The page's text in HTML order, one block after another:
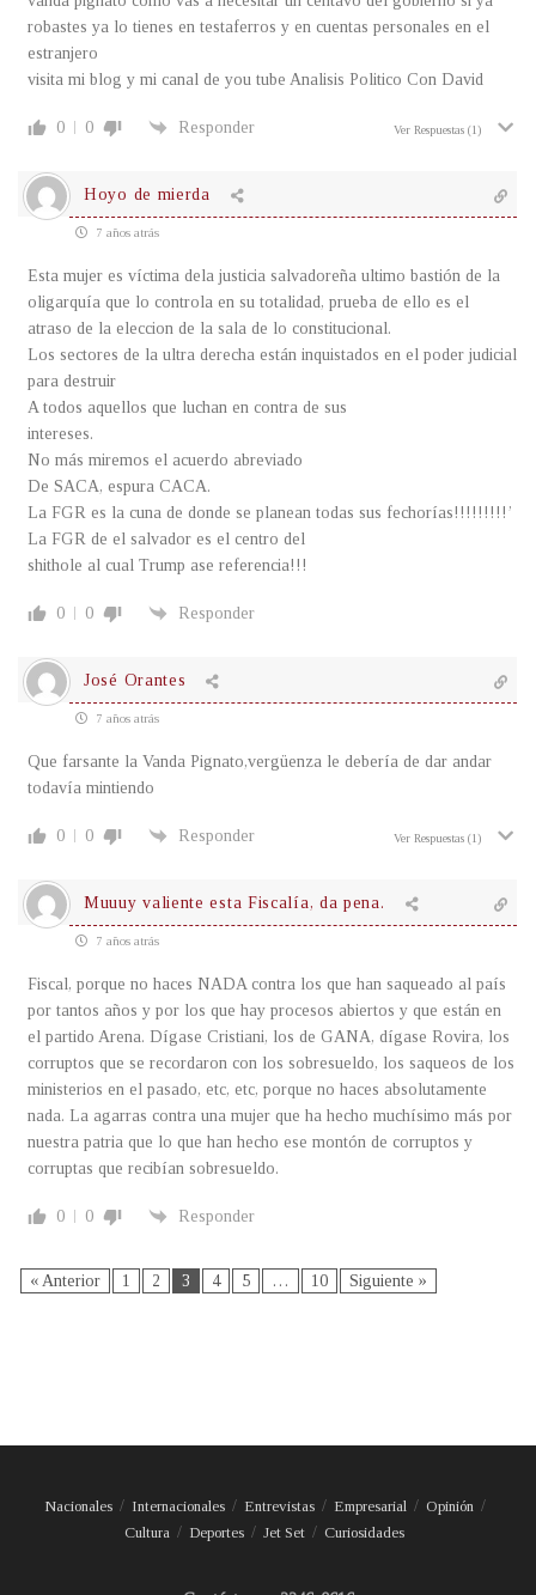
robastes ya lo tienes en testaferros y en cuentas personales en el
estranjero
visita mi blog y mi canal de you tube Analisis Politico Con David
0 0 Responder Ver Respuestas (1)
Hoyo de mierda
7 años atrás
Esta mujer es víctima dela justicia salvadoreña ultimo bastión de la
oligarquía que lo controla en su totalidad, prueba de ello es el
atraso de la eleccion de la sala de lo constitucional.
Los sectores de la ultra derecha están inquistados en el poder judicial
para destruir
A todos aquellos que luchan en contra de sus
intereses.
No más miremos el acuerdo abreviado
De SACA, espura CACA.
La FGR es la cuna de donde se planean todas sus fechorías!!!!!!!!!’
La FGR de el salvador es el centro del
shithole al cual Trump ase referencia!!!
0 0 Responder
José Orantes
7 años atrás
Que farsante la Vanda Pignato,vergüenza le debería de dar andar
todavía mintiendo
0 0 Responder Ver Respuestas (1)
Muuuy valiente esta Fiscalía, da pena.
7 años atrás
Fiscal, porque no haces NADA contra los que han saqueado al país
por tantos años y por los que hay procesos abiertos y que están en
el partido Arena. Dígase Cristiani, los de GANA, dígase Rovira, los
corruptos que se recordaron con los sobresueldo, los saqueos de los
ministerios en el pasado, etc, etc, porque no haces absolutamente
nada. La agarras contra una mujer que ha hecho muchísimo más por
nuestra patria que lo que han hecho ese montón de corruptos y
corruptas que recibían sobresueldo.
0 0 Responder
« Anterior 1 2 3 4 5 … 10 Siguiente »
Nacionales Internacionales Entrevistas Empresarial
Opinión
Cultura
Deportes Jet Set Curiosidades